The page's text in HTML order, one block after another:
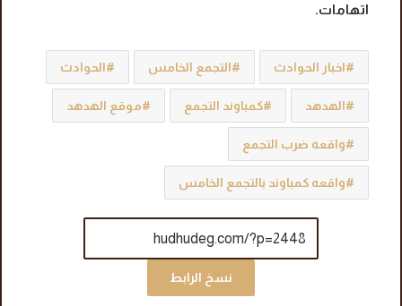
اتهامات.
اخبار الحوادث التجمع الخامس الحوادث
الهدهد كمباوند التجمع موقع الهدهد
واقعه ضرب التجمع
واقعه كمباوند بالتجمع الخامس
نسخ الرابط